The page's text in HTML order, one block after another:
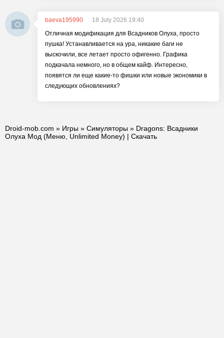
baeva195990
18 July 2026 19:40
Отличная модификация для Всадников Олуха, просто
пушка! Устанавливается на ура, никакие баги не
выскочили, все летает просто офигенно. Графика
подкачала немного, но в общем кайф. Интересно,
появятся ли еще какие-то фишки или новые экономики в
следующих обновлениях?
Droid-mob.com » Игры » Симуляторы » Dragons: Всадники
Олуха Мод (Меню, Unlimited Money) | Скачать